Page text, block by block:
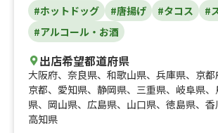
#ホットドッグ #唐揚げ #タコス
#
#アルコール・お酒
出店希望都道府県
大阪府、 奈良県、 和歌山県、 兵庫県、 京都
京都、 愛知県、 静岡県、 三重県、 岐阜県、
県、 岡山県、 広島県、 山口県、 徳島県、 香
高知県